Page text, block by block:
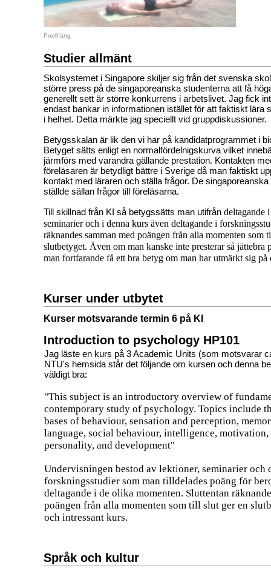
Poolhäng
Studier allmänt
Skolsystemet i Singapore skiljer sig från det svenska
större press på de singaporeanska studenterna att få
generellt sett är större konkurrens i arbetslivet. Jag fick
endast bankar in informationen istället för att faktiskt lära
i helhet. Detta märkte jag speciellt vid
Betygsskalan är lik den vi har på kandidatprogrammet i
Betyget sätts enligt en normalfördelnigskurva vilket
järmförs med varandra gällande prestation. Kontakten
föreläsaren är betydligt bättre i Sverige då man faktiskt
kontakt med läraren och ställa frågor. De
ställde sällan frågor till föreläsarna.
Till skillnad från KI så betygssätts man utifrån deltagande
seminarier och i denna kurs även deltagande i
räknandes samman med poängen från alla momenten som
slutbetyget. Även om man kanske inte presterar så jättebra
man fortfarande få ett bra betyg om man har utmärkt sig
Kurser under utbytet
Kurser motsvarande termin 6 på KI
Introduction to psychology HP101
Jag läste en kurs på 3 Academic Units (som motsvarar
NTU's hemsida står det följande om kursen och denna
väldigt bra:
"This subject is an introductory overview of
contemporary study of psychology. Topics include
bases of behaviour, sensation and perception,
language, social behaviour, intelligence,
personality, and development"
Undervisningen bestod av lektioner, seminarier och
forskningsstudier som man tilldelades poäng för
deltagande i de olika momenten. Sluttentan
poängen från alla momenten som till slut ger en
och intressant kurs.
Språk och kultur